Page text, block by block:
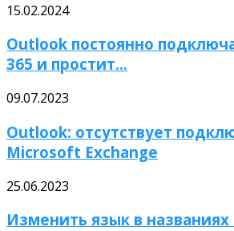
15.02.2024
Outlook постоянно
365 и простит...
09.07.2023
Outlook: отсутствует
Microsoft Exchange
25.06.2023
Изменить язык в